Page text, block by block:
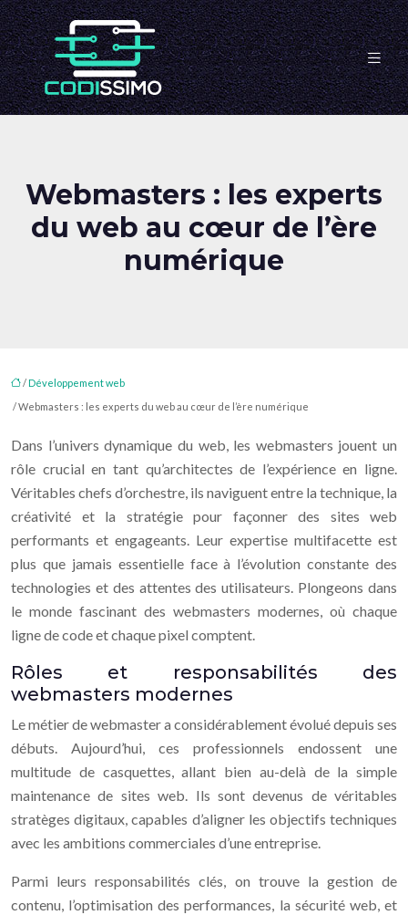
Webmasters : les experts
du web au cœur de l’ère
numérique
/Développement web
/ Webmasters : les experts du web au cœur de l’ère numérique
Dans l’univers dynamique du web, les webmasters jouent un
rôle crucial en tant qu’architectes de l’expérience en ligne.
Véritables chefs d’orchestre, ils naviguent entre la technique, la
créativité et la stratégie pour façonner des sites web
performants et engageants. Leur expertise multifacette est
plus que jamais essentielle face à l’évolution constante des
technologies et des attentes des utilisateurs. Plongeons dans
le monde fascinant des webmasters modernes, où chaque
ligne de code et chaque pixel comptent.
Rôles et responsabilités des
webmasters modernes
Le métier de webmaster a considérablement évolué depuis ses
débuts. Aujourd’hui, ces professionnels endossent une
multitude de casquettes, allant bien au-delà de la simple
maintenance de sites web. Ils sont devenus de véritables
stratèges digitaux, capables d’aligner les objectifs techniques
avec les ambitions commerciales d’une entreprise.
Parmi leurs responsabilités clés, on trouve la gestion de
contenu, l’optimisation des performances, la sécurité web, et